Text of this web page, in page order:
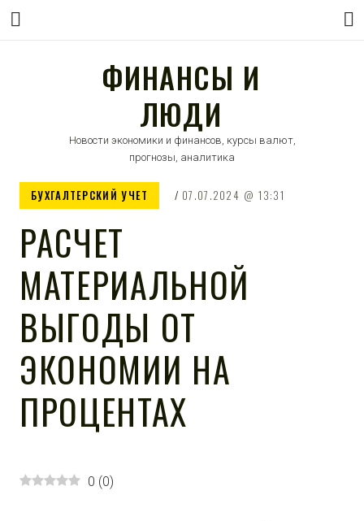
ФИНАНСЫ И
ЛЮДИ
Новости экономики и финансов, курсы валют,
прогнозы, аналитика
БУХГАЛТЕРСКИЙ УЧЕТ 07.07.2024 13:31
РАСЧЕТ
МАТЕРИАЛЬНОЙ
ВЫГОДЫ ОТ
ЭКОНОМИИ НА
ПРОЦЕНТАХ
0 (0)